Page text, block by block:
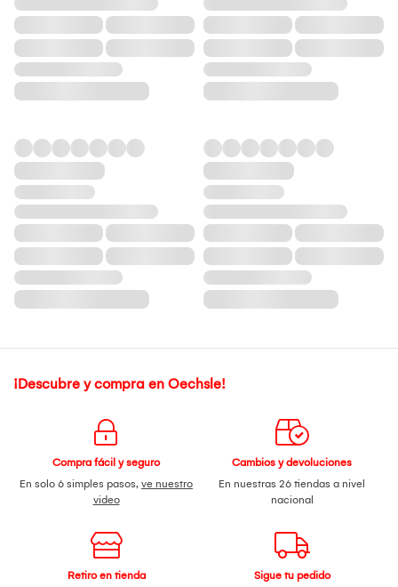
¡Descubre y compra en Oechsle!
Compra fácil y seguro
En solo 6 simples pasos, ve nuestro
video
Cambios y devoluciones
En nuestras 26 tiendas a nivel
nacional
Retiro en tienda
Sigue tu pedido